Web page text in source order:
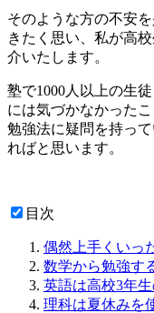
そのような方の不安
きたく思い、私が高
介いたします。
塾で1000人以上の生
には気づかなかった
勉強法に疑問を持っ
ればと思います。
目次
偶然上手くいっ
数学から勉強す
英語は高校3年
理科は夏休みを